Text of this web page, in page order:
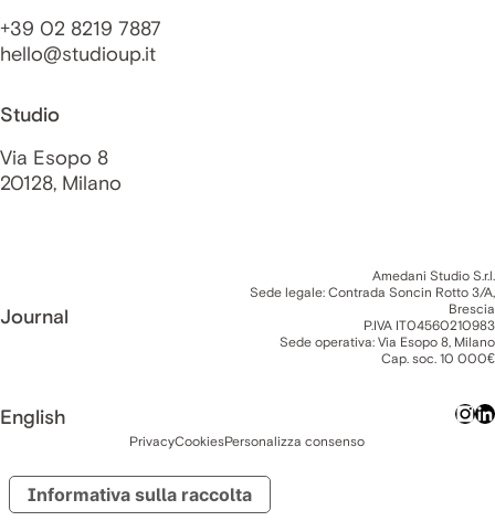
+39 02 8219 7887
hello@studioup.it
Studio
Via Esopo 8
20128, Milano
Journal
Amedani Studio S.r.l.
Sede legale: Contrada Soncin Rotto 3/A,
Brescia
P.IVA IT04560210983
Sede operativa: Via Esopo 8, Milano
Cap. soc. 10 000€
English
PrivacyCookiesPersonalizza consenso
Informativa sulla raccolta